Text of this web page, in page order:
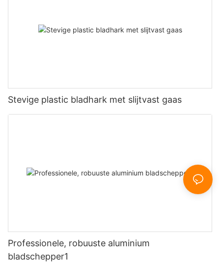
Stevige plastic bladhark met slijtvast gaas
Professionele, robuuste aluminium
bladschepper1